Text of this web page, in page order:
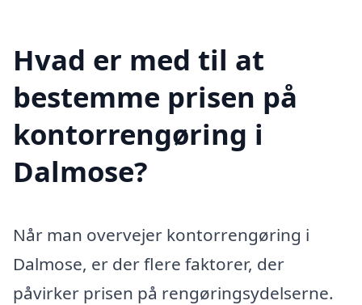
Hvad er med til at
bestemme prisen på
kontorrengøring i
Dalmose?
Når man overvejer kontorrengøring i
Dalmose, er der flere faktorer, der
påvirker prisen på rengøringsydelserne.